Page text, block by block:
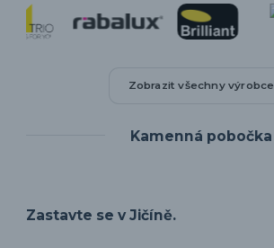
Zobrazit všechny výrobce
Kamenná pobočka
Zastavte se v Jičíně.